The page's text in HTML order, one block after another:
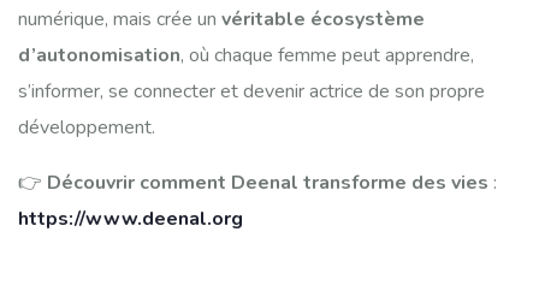
numérique, mais crée un véritable écosystème
d’autonomisation, où chaque femme peut apprendre,
s’informer, se connecter et devenir actrice de son propre
développement.
👉 Découvrir comment Deenal transforme des vies :
https://www.deenal.org